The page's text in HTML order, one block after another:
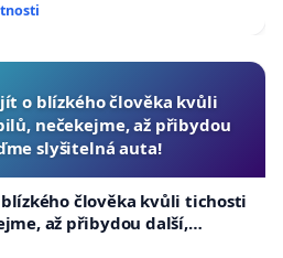
o blízkého člověka kvůli
nečekejme, až přibydou
slyšitelná auta!
člověka kvůli tichosti
až přibydou další,